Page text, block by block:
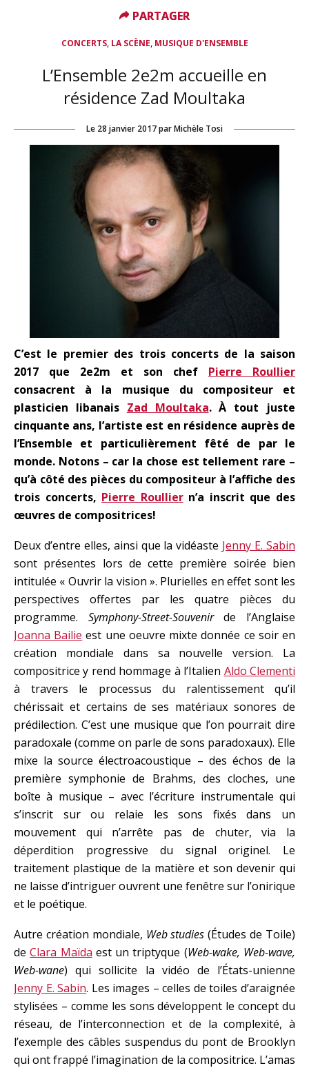
CONCERTS, LA SCÈNE, MUSIQUE D'ENSEMBLE
L’Ensemble 2e2m accueille en
résidence Zad Moultaka
Le 28 janvier 2017parMichèle Tosi
C’est le premier des trois concerts de la saison
2017 que 2e2m et son chef Pierre Roullier
consacrent à la musique du compositeur et
plasticien libanais Zad Moultaka. À tout juste
cinquante ans, l’artiste est en résidence auprès de
l’Ensemble et particulièrement fêté de par le
monde. Notons – car la chose est tellement rare –
qu’à côté des pièces du compositeur à l’affiche des
trois concerts, Pierre Roulliern’a inscrit que des
œuvres de compositrices!
Deux d’entre elles, ainsi que la vidéaste Jenny E. Sabin
sont présentes lors de cette première soirée bien
intitulée « Ouvrir la vision ». Plurielles en effet sont les
perspectives offertes par les quatre pièces du
programme. Symphony-Street-Souvenirde l’Anglaise
Joanna Bailie est une oeuvre mixte donnée ce soir en
création mondiale dans sa nouvelle version. La
compositrice y rend hommage à l’Italien Aldo Clementi
à travers le processus du ralentissement qu’il
chérissait et certains de ses matériaux sonores de
prédilection. C’est une musique que l’on pourrait dire
paradoxale (comme on parle de sons paradoxaux). Elle
mixe la source électroacoustique – des échos de la
première symphonie de Brahms, des cloches, une
boîte à musique – avec l’écriture instrumentale qui
s’inscrit sur ou relaie les sons fixés dans un
mouvement qui n’arrête pas de chuter, via la
déperdition progressive du signal originel. Le
traitement plastique de la matière et son devenir qui
ne laisse d’intriguer ouvrent une fenêtre sur l’onirique
et le poétique.
Autre création mondiale, Web studies (Études de Toile)
deClara Maïda est un triptyque (Web-wake, Web-wave,
Web-wane) qui sollicite la vidéo de l’États-unienne
Jenny E. Sabin. Les images – celles de toiles d’araignée
stylisées – comme les sons développent le concept du
réseau, de l’interconnection et de la complexité, à
l’exemple des câbles suspendus du pont de Brooklyn
qui ont frappé l’imagination de la compositrice. L’amas
PARTAGER
PARTAGER